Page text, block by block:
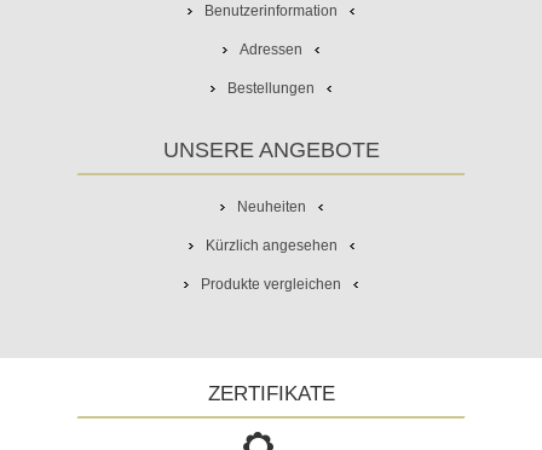
Benutzerinformation
Adressen
Bestellungen
UNSERE ANGEBOTE
Neuheiten
Kürzlich angesehen
Produkte vergleichen
ZERTIFIKATE